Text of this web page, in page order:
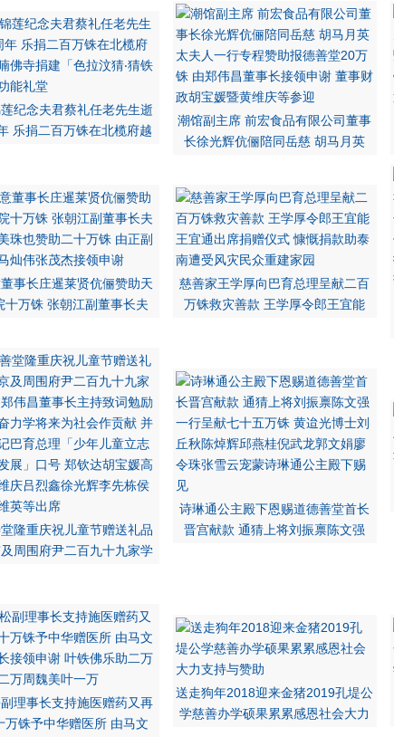
纪念夫君蔡礼任老先生逝
乐捐二百万铢在北榄府越
潮馆副主席 前宏食品有限公司董事
长徐光辉伉俪陪同岳慈 胡马月英
事长庄暹莱贤伉俪赞助天
十万铢 张朝江副董事长夫
慈善家王学厚向巴育总理呈献二百
万铢救灾善款 王学厚令郎王宜能
隆重庆祝儿童节赠送礼品
周围府尹二百九十九家学
诗琳通公主殿下恩赐道德善堂首长
晋宫献款 通猜上将刘振禀陈文强
理事长支持施医赠药又再
万铢予中华赠医所 由马文
送走狗年2018迎来金猪2019孔堤公
学慈善办学硕果累累感恩社会大力